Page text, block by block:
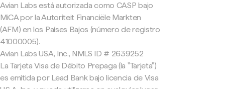
Avian Labs está autorizada como CASP bajo
MiCA por la Autoriteit Financiële Markten
(AFM) en los Países Bajos (número de registro
41000005).
Avian Labs USA, Inc., NMLS ID # 2639252
La Tarjeta Visa de Débito Prepaga (la "Tarjeta")
es emitida por Lead Bank bajo licencia de Visa